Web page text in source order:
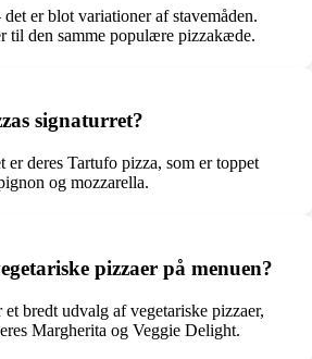
er blot variationer af stavemåden.
til den samme populære pizzakæde.
signaturret?
er deres Tartufo pizza, som er toppet
og mozzarella.
pizzaer på menuen?
bredt udvalg af vegetariske pizzaer,
Margherita og Veggie Delight.